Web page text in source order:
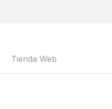
Tienda Web